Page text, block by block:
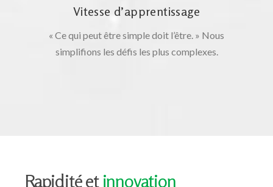
Vitesse d’apprentissage
« Ce qui peut être simple doit l’être. » Nous
simplifions les défis les plus complexes.
Rapidité etinnovation